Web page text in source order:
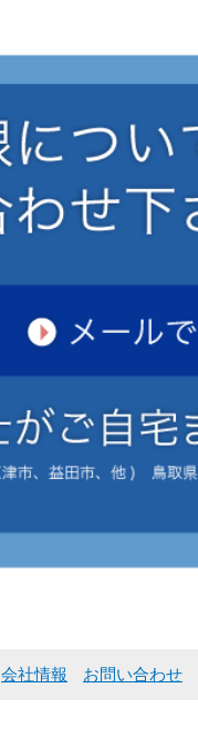
会社情報 お問い合わせ